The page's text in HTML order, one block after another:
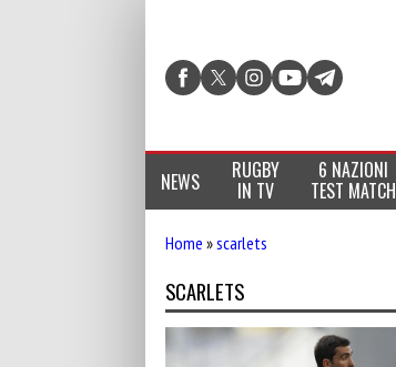
NEWS RUGBY
IN TV
6 NAZIONI
TEST MATCH
Home »scarlets
SCARLETS